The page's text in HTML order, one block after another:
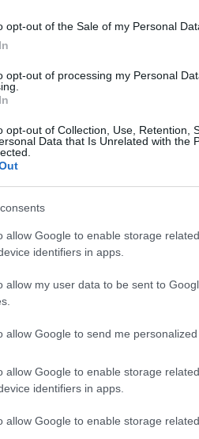
opt-out of the Sale of my Personal
opt-out of processing my Personal
opt-out of Collection, Use, Retention,
Data that Is Unrelated with the
allow Google to enable storage
identifiers in apps.
allow my user data to be sent to
allow Google to send me personalized
allow Google to enable storage
identifiers in apps.
allow Google to enable storage
a résztvevők pedig már
amelyek túraútvonalakon
várhatóan
nyom után meg lehet
akkor persze véget ér a